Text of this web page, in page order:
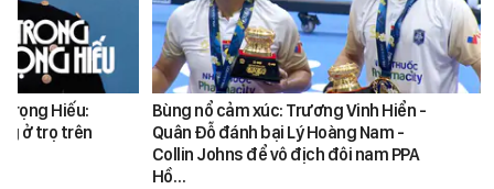
Hiếu:
ở trọ trên
Bùng nổ cảm xúc: Trương Vinh Hiển -
Quân Đỗ đánh bại Lý Hoàng Nam -
Collin Johns để vô địch đôi nam PPA
Hồ…